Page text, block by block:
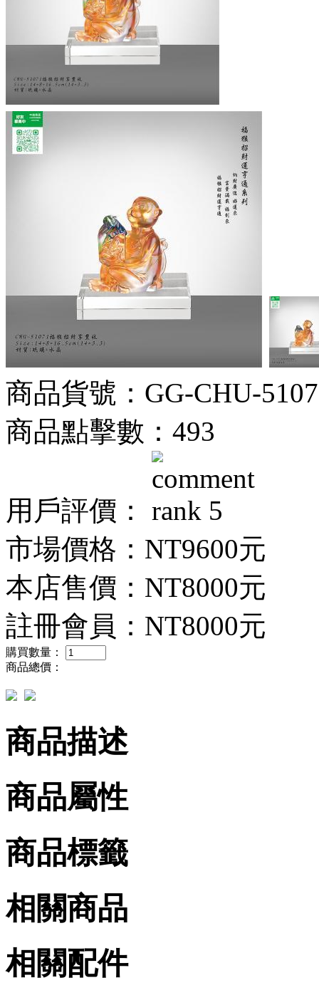
商品貨號：GG-CHU-
商品點擊數：493
用戶評價：
市場價格： NT9600元
本店售價： NT8000元
註冊會員： NT8000元
購買數量：
商品總價：
商品描述
商品屬性
商品標籤
相關商品
相關配件